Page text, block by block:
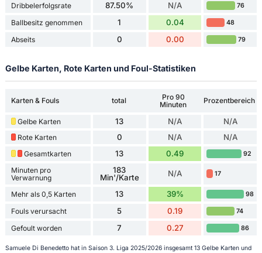
Dribbelerfolgsrate 87.50% N/A 76
Ballbesitz genommen 1 0.04 48
Abseits 0 0.00 79
Gelbe Karten, Rote Karten und Foul-Statistiken
Karten & Fouls total
Pro 90
Minuten
Prozentbereich
Gelbe Karten 13 N/A N/A
Rote Karten 0 N/A N/A
Gesamtkarten 13 0.49 92
Minuten pro
Verwarnung
183
Min'/Karte
N/A 17
Mehr als 0,5 Karten 13 39% 98
Fouls verursacht 5 0.19 74
Gefoult worden 7 0.27 86
Samuele Di Benedetto hat in Saison 3. Liga 2025/2026 insgesamt 13 Gelbe Karten und